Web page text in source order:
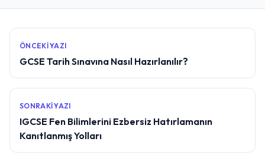
ÖNCEKI YAZI
GCSE Tarih Sınavına Nasıl Hazırlanılır?
SONRAKI YAZI
IGCSE Fen Bilimlerini Ezbersiz Hatırlamanın
Kanıtlanmış Yolları